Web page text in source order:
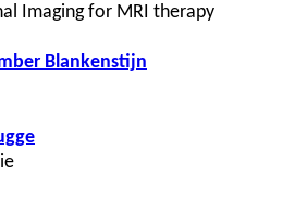
Imaging for MRI therapy
Blankenstijn